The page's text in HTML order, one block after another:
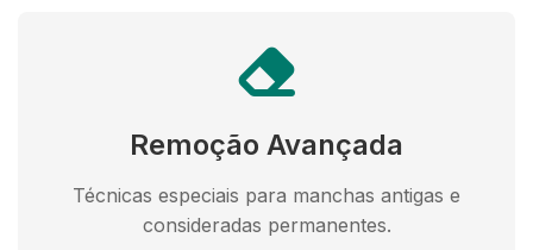
Remoção Avançada
Técnicas especiais para manchas antigas e
consideradas permanentes.